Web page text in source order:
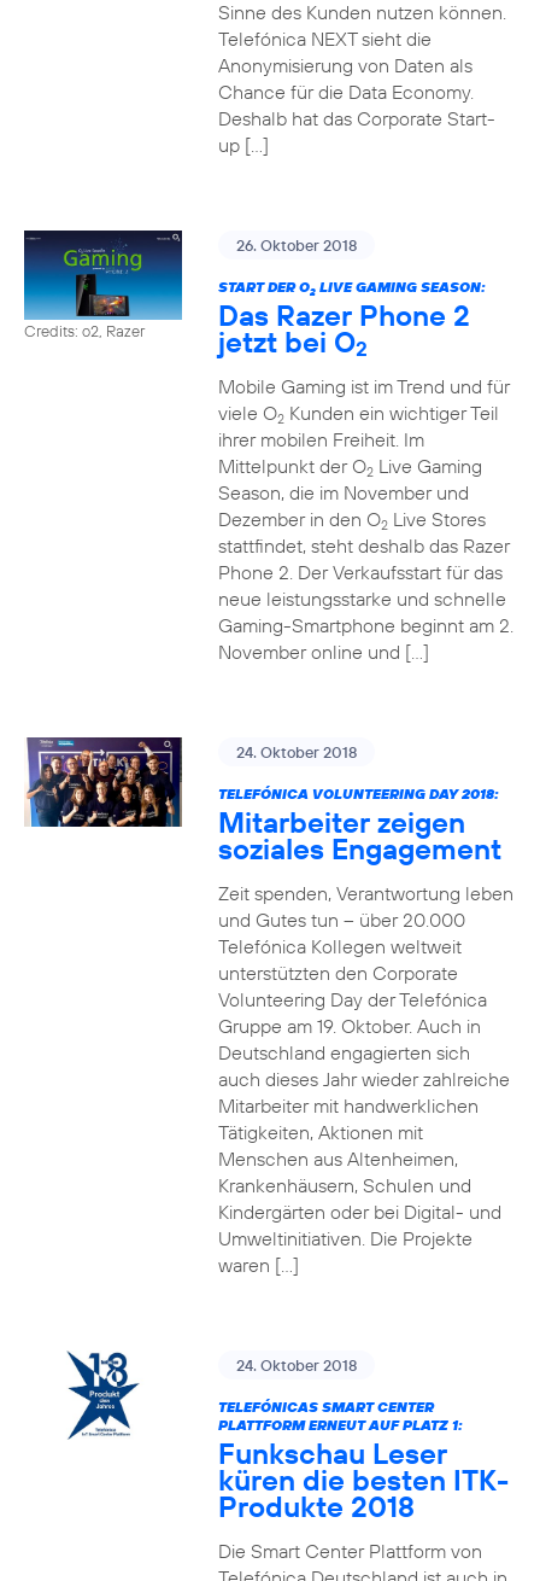
Sinne des Kunden nutzen können.
Telefónica NEXT sieht die
Anonymisierung von Daten als
Chance für die Data Economy.
Deshalb hat das Corporate Start-
up […]
Credits: o2, Razer
26. Oktober 2018
START DER O2LIVE GAMING SEASON:
Das Razer Phone 2
jetzt bei O2
Mobile Gaming ist im Trend und für
viele O2Kunden ein wichtiger Teil
ihrer mobilen Freiheit. Im
Mittelpunkt der O2Live Gaming
Season, die im November und
Dezember in den O2Live Stores
stattfindet, steht deshalb das Razer
Phone 2. Der Verkaufsstart für das
neue leistungsstarke und schnelle
Gaming-Smartphone beginnt am 2.
November online und […]
24. Oktober 2018
TELEFÓNICA VOLUNTEERING DAY 2018:
Mitarbeiter zeigen
soziales Engagement
Zeit spenden, Verantwortung leben
und Gutes tun – über 20.000
Telefónica Kollegen weltweit
unterstützten den Corporate
Volunteering Day der Telefónica
Gruppe am 19. Oktober. Auch in
Deutschland engagierten sich
auch dieses Jahr wieder zahlreiche
Mitarbeiter mit handwerklichen
Tätigkeiten, Aktionen mit
Menschen aus Altenheimen,
Krankenhäusern, Schulen und
Kindergärten oder bei Digital- und
Umweltinitiativen. Die Projekte
waren […]
24. Oktober 2018
TELEFÓNICAS SMART CENTER
PLATTFORM ERNEUT AUF PLATZ 1:
Funkschau Leser
küren die besten ITK-
Produkte 2018
Die Smart Center Plattform von